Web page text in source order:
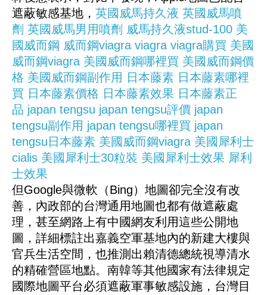
遮蔽敏感基地， 英國威馬持久液 英國威馬噴
劑 英國威馬男用噴劑 威馬持久液stud-100 美
國威而鋼 威而鋼viagra viagra viagra購買 美國
威而鋼viagra 美國威而鋼哪裡買 美國威而鋼價
格 美國威而鋼副作用 日本藤素 日本藤素哪裡
買 日本藤素價格 日本藤素效果 日本藤素正
品 japan tengsu japan tengsu評價 japan
tengsu副作用 japan tengsu哪裡買 japan
tengsu日本藤素 美國威而鋼viagra 美國犀利士
cialis 美國犀利士30粒裝 美國犀利士效果 犀利
士效果
但Google與微軟（Bing）地圖卻完全沒有改
善，內政部的台灣通用地圖也都有做遮蔽處
理，甚至網路上有中國網友利用這些公開地
圖，詳細標註出嘉義空軍基地內的新建大樓與
官兵生活空間，也推測出賴清德總統視導清水
的精確營區地點。南韓等其他國家有法律規定
國際地圖平台必須遮蔽軍事敏感設施，台灣目